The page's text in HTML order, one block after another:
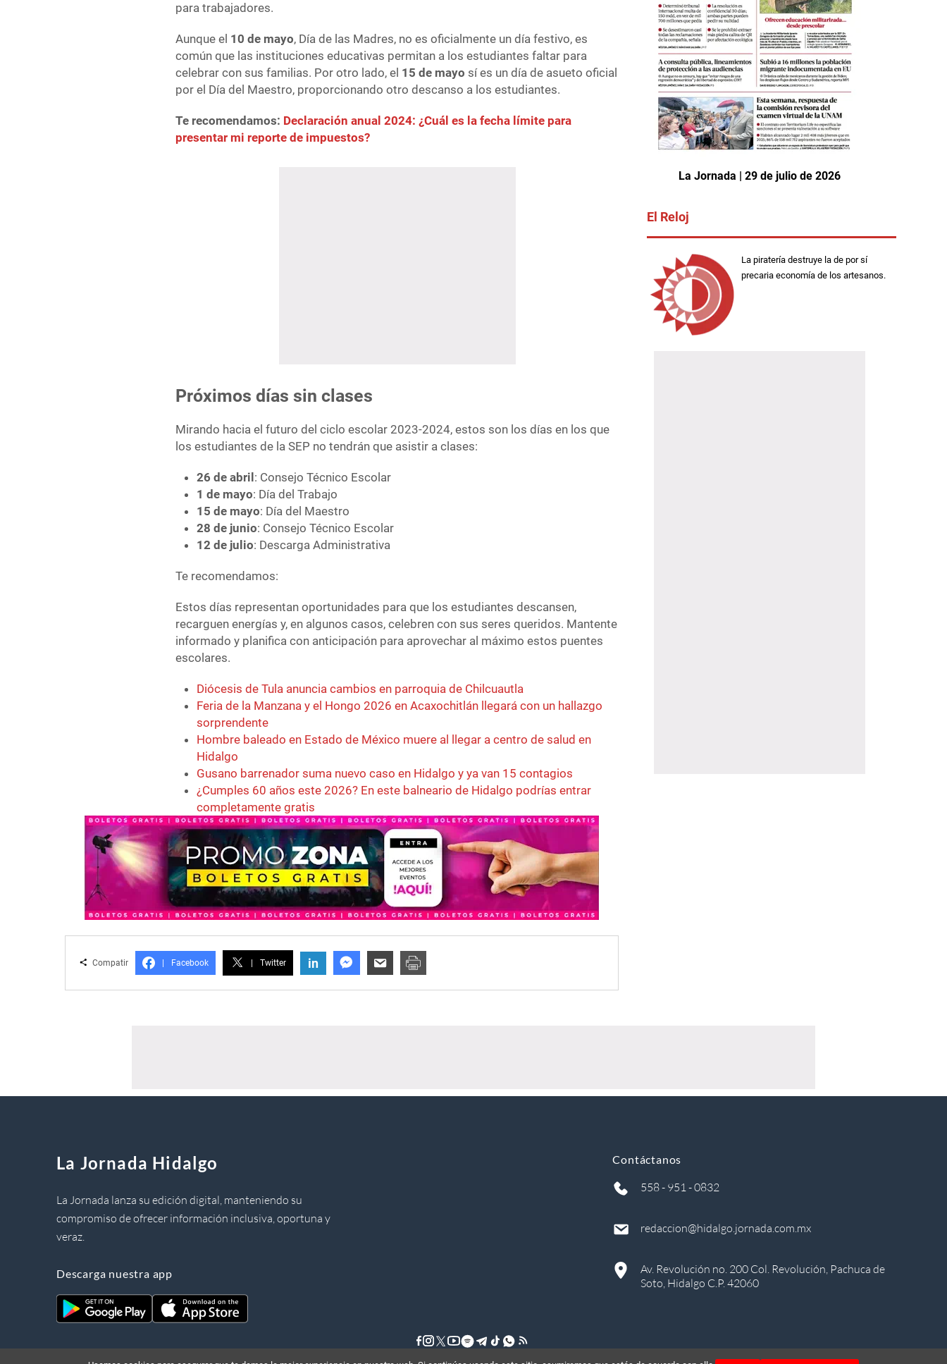
para trabajadores.
Aunque el 10 de mayo, Día de las Madres, no es oficialmente un día festivo, es
común que las instituciones educativas permitan a los estudiantes faltar para
celebrar con sus familias. Por otro lado, el 15 de mayo sí es un día de asueto oficial
por el Día del Maestro, proporcionando otro descanso a los estudiantes.
Te recomendamos: Declaración anual 2024: ¿Cuál es la fecha límite para
presentar mi reporte de impuestos?
Próximos días sin clases
Mirando hacia el futuro del ciclo escolar 2023-2024, estos son los días en los que
los estudiantes de la SEP no tendrán que asistir a clases:
26 de abril : Consejo Técnico Escolar
1 de mayo: Día del Trabajo
15 de mayo: Día del Maestro
28 de junio: Consejo Técnico Escolar
12 de julio: Descarga Administrativa
Te recomendamos:
Estos días representan oportunidades para que los estudiantes descansen,
recarguen energías y, en algunos casos, celebren con sus seres queridos. Mantente
informado y planifica con anticipación para aprovechar al máximo estos puentes
escolares.
Diócesis de Tula anuncia cambios en parroquia de Chilcuautla
Feria de la Manzana y el Hongo 2026 en Acaxochitlán llegará con un hallazgo
sorprendente
Hombre baleado en Estado de México muere al llegar a centro de salud en
Hidalgo
Gusano barrenador suma nuevo caso en Hidalgo y ya van 15 contagios
¿Cumples 60 años este 2026? En este balneario de Hidalgo podrías entrar
completamente gratis
Compatir Facebook Twitter in
La Jornada | 29 de julio de 2026
El Reloj
La piratería destruye la de por sí
precaria economía de los artesanos.
La Jornada Hidalgo
La Jornada lanza su edición digital, manteniendo su
compromiso de ofrecer información inclusiva, oportuna y
veraz.
Descarga nuestra app
Contáctanos
558 - 951 - 0832
redaccion@hidalgo.jornada.com.mx
Av. Revolución no. 200 Col. Revolución, Pachuca de
Soto, Hidalgo C.P. 42060